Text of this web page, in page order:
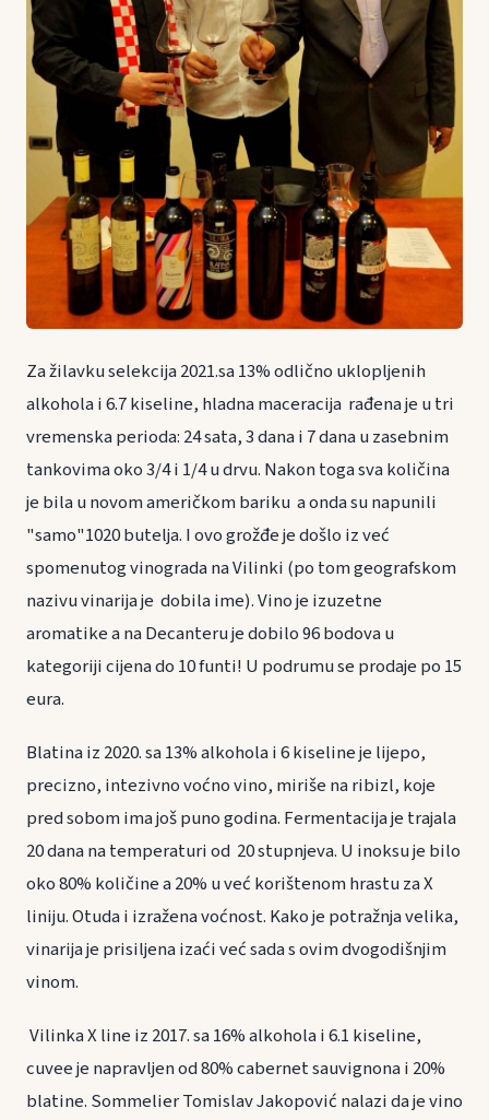
Za žilavku selekcija 2021.sa 13% odlično uklopljenih
alkohola i 6.7 kiseline, hladna maceracija rađena je u tri
vremenska perioda: 24 sata, 3 dana i 7 dana u zasebnim
tankovima oko 3/4 i 1/4 u drvu. Nakon toga sva količina
je bila u novom američkom bariku a onda su napunili
"samo"1020 butelja. I ovo grožđe je došlo iz već
spomenutog vinograda na Vilinki (po tom geografskom
nazivu vinarija je dobila ime). Vino je izuzetne
aromatike a na Decanteru je dobilo 96 bodova u
kategoriji cijena do 10 funti! U podrumu se prodaje po 15
eura.
Blatina iz 2020. sa 13% alkohola i 6 kiseline je lijepo,
precizno, intezivno voćno vino, miriše na ribizl, koje
pred sobom ima još puno godina. Fermentacija je trajala
20 dana na temperaturi od 20 stupnjeva. U inoksu je bilo
oko 80% količine a 20% u već korištenom hrastu za X
liniju. Otuda i izražena voćnost. Kako je potražnja velika,
vinarija je prisiljena izaći već sada s ovim dvogodišnjim
vinom.
Vilinka X line iz 2017. sa 16% alkohola i 6.1 kiseline,
cuvee je napravljen od 80% cabernet sauvignona i 20%
blatine. Sommelier Tomislav Jakopović nalazi da je vino